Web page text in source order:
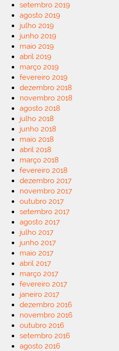
setembro 2019
agosto 2019
julho 2019
junho 2019
maio 2019
abril 2019
março 2019
fevereiro 2019
dezembro 2018
novembro 2018
agosto 2018
julho 2018
junho 2018
maio 2018
abril 2018
março 2018
fevereiro 2018
dezembro 2017
novembro 2017
outubro 2017
setembro 2017
agosto 2017
julho 2017
junho 2017
maio 2017
abril 2017
março 2017
fevereiro 2017
janeiro 2017
dezembro 2016
novembro 2016
outubro 2016
setembro 2016
agosto 2016